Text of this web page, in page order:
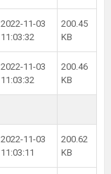
2022-11-03
11:03:32
200.45
KB
2022-11-03
11:03:32
200.46
KB
2022-11-03
11:03:11
200.62
KB